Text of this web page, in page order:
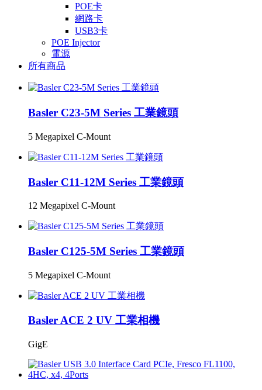
POE卡
網路卡
USB3卡
POE Injector
電源
所有商品
Basler C23-5M Series 工業鏡頭
5 Megapixel C-Mount
Basler C11-12M Series 工業鏡頭
12 Megapixel C-Mount
Basler C125-5M Series 工業鏡頭
5 Megapixel C-Mount
Basler ACE 2 UV 工業相機
GigE